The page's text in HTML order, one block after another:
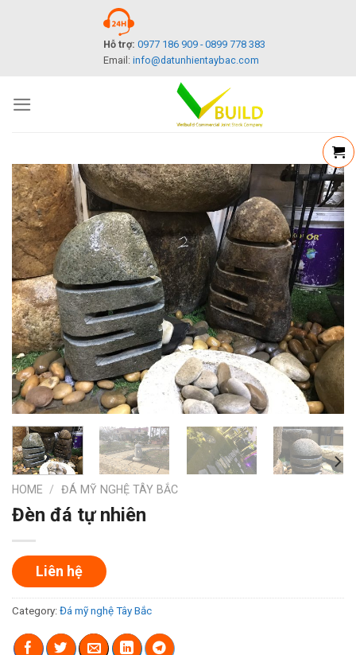
Hỗ trợ: 0977 186 909 - 0899 778 383
Email: info@datunhientaybac.com
HOME / ĐÁ MỸ NGHỆ TÂY BẮC
Đèn đá tự nhiên
Liên hệ
Category: Đá mỹ nghệ Tây Bắc